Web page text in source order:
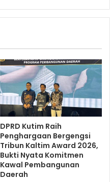
DPRD Kutim Raih
Penghargaan Bergengsi
Tribun Kaltim Award 2026,
Bukti Nyata Komitmen
Kawal Pembangunan
Daerah